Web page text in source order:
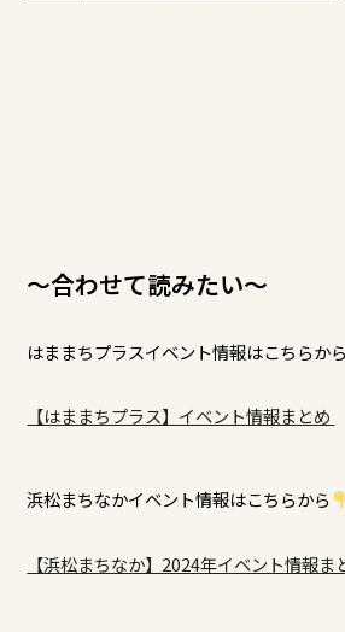
～合わせて読みたい～
はままちプラスイベント情報はこちらから
【はままちプラス】イベント情報まとめ
浜松まちなかイベント情報はこちらから
【浜松まちなか】2024年イベント情報ま